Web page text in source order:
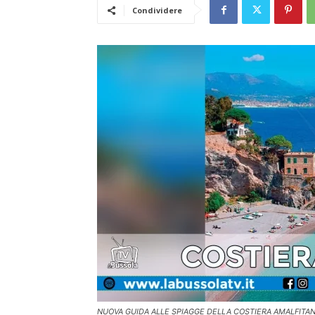
Condividere
NUOVA GUIDA ALLE SPIAGGE DELLA COSTIERA